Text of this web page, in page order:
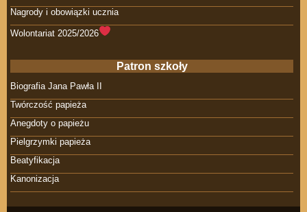
Nagrody i obowiązki ucznia
Wolontariat 2025/2026
Patron szkoły
Biografia Jana Pawła II
Twórczość papieża
Anegdoty o papieżu
Pielgrzymki papieża
Beatyfikacja
Kanonizacja